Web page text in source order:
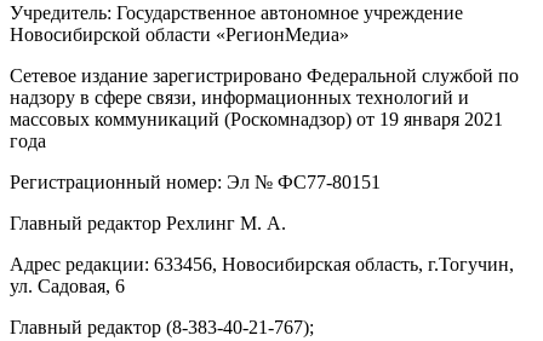
Учредитель: Государственное автономное учреждение
Новосибирской области «РегионМедиа»
Сетевое издание зарегистрировано Федеральной службой по
надзору в сфере связи, информационных технологий и
массовых коммуникаций (Роскомнадзор) от 19 января 2021
года
Регистрационный номер: Эл № ФС77-80151
Главный редактор Рехлинг М. А.
Адрес редакции: 633456, Новосибирская область, г.Тогучин,
ул. Садовая, 6
Главный редактор (8-383-40-21-767);